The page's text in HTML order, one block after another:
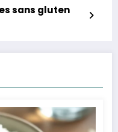
sans gluten